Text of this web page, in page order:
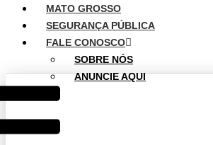
MATO GROSSO
SEGURANÇA PÚBLICA
FALE CONOSCO
SOBRE NÓS
ANUNCIE AQUI